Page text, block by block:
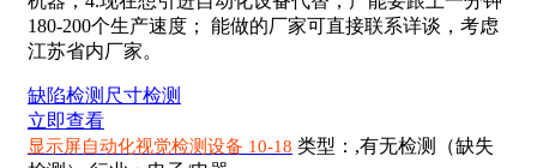
180-200个生产速度； 能做的厂家可直接联系详谈，考虑
江苏省内厂家。
缺陷检测 尺寸检测
立即查看
显示屏自动化视觉检测设备 10-18 类型：,有无检测（缺失